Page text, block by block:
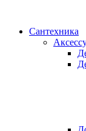
Сантехника